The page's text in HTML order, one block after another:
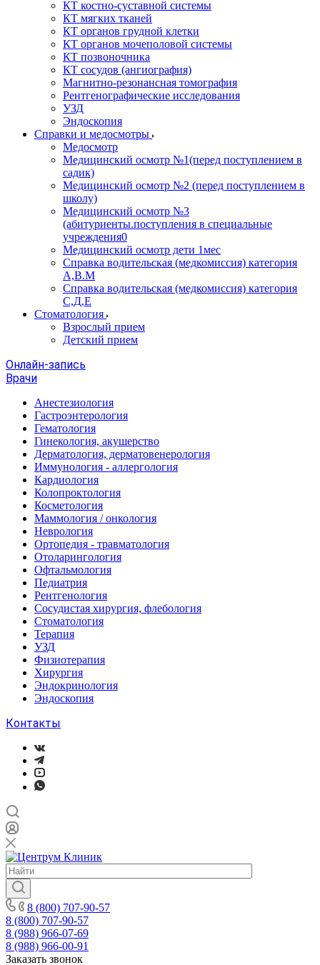
КТ костно-суставной системы
КТ мягких тканей
КТ органов грудной клетки
КТ органов мочеполовой системы
КТ позвоночника
КТ сосудов (ангиография)
Магнитно-резонансная томография
Рентгенографические исследования
УЗД
Эндоскопия
Справки и медосмотры
Медосмотр
Медицинский осмотр №1(перед поступлением в
садик)
Медицинский осмотр №2 (перед поступлением в
школу)
Медицинский осмотр №3
(абитуриенты.поступления в специальные
учреждения0
Медицинский осмотр дети 1мес
Справка водительская (медкомиссия) категория
А,В.М
Справка водительская (медкомиссия) категория
С,Д,Е
Стоматология
Взрослый прием
Детский прием
Онлайн-запись
Врачи
Анестезиология
Гастроэнтерология
Гематология
Гинекология, акушерство
Дерматология, дерматовенерология
Иммунология - аллергология
Кардиология
Колопроктология
Косметология
Маммология / онкология
Неврология
Ортопедия - травматология
Отоларингология
Офтальмология
Педиатрия
Рентгенология
Сосудистая хирургия, флебология
Стоматология
Терапия
УЗД
Физиотерапия
Хирургия
Эндокринология
Эндоскопия
Контакты
8 (800) 707-90-57
8 (800) 707-90-57
8 (988) 966-07-69
8 (988) 966-00-91
Заказать звонок